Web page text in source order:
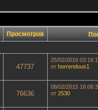
Просмотров
47737
25/02/2016
отhorrendous1
76636
08/02/2015
от2530